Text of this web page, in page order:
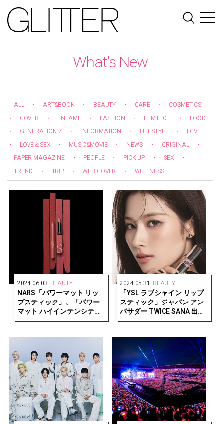
What's New
ALL ・ ART&BOOK ・ BEAUTY ・ CARE ・
COSMETICS
・
COVER ・ ENTAME ・ FASHION ・ FEMTECH ・
FOOD
・
GENERATION Z ・ INFORMATION ・ LIFESTYLE ・
LOVE
・
LOVE＆SEX ・ MUSIC&MOVIE ・ NEWS ・ ORIGINAL
・
PAPER MAGAZINE
・ PEOPLE ・ PICK UP ・ SEX
・
TREND
・ TRIP ・ WEB COVER ・ WELLNESS
2024.06.03 BEAUTY
NARS「パワーマット リッ
プスティック」、「パワー
マット ハイインテンシティ
リップペンシル」に新色が
2024.05.31 BEAUTY
「YSL ラブシャイン リップ
スティック」ジャパン アン
バサダー TWICE SANA 出演
新CM公開！